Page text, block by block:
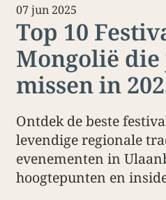
Top 10
Mongolië
missen in
07 jun 2025
Ontdek de beste
levendige regionale
evenementen in
hoogtepunten en